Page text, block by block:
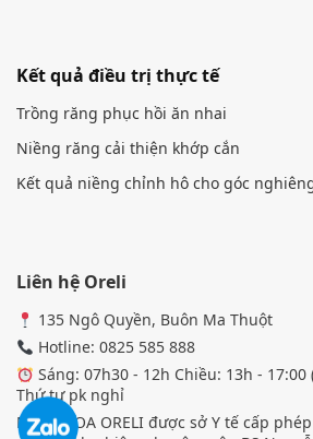
Kết quả điều trị thực tế
Trồng răng phục hồi ăn nhai
Niềng răng cải thiện khớp cắn
Kết quả niềng chỉnh hô cho góc
Liên hệ Oreli
135 Ngô Quyền, Buôn Ma Thuột
Hotline: 0825 585 888
Sáng: 07h30 - 12h Chiều: 13h - 17:00
Thứ tư pk nghỉ
NHA KHOA ORELI được sở Y tế cấp